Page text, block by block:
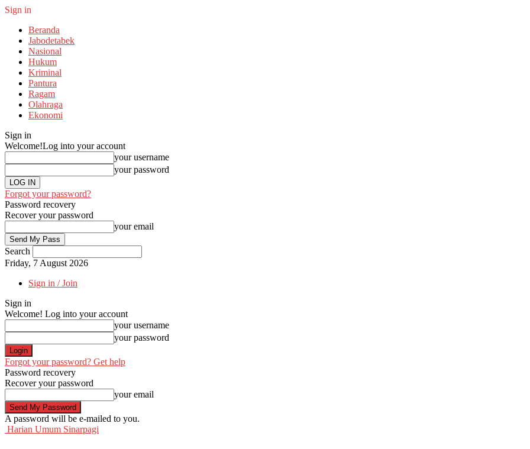
Sign in
Beranda
Jabodetabek
Nasional
Hukum
Kriminal
Pantura
Ragam
Olahraga
Ekonomi
Sign in
Welcome!Log into your account
your username
your password
Forgot your password?
Password recovery
Recover your password
your email
Search
Friday, 7 August 2026
Sign in / Join
Sign in
Welcome! Log into your account
your username
your password
Forgot your password? Get help
Password recovery
Recover your password
your email
A password will be e-mailed to you.
Harian Umum Sinarpagi